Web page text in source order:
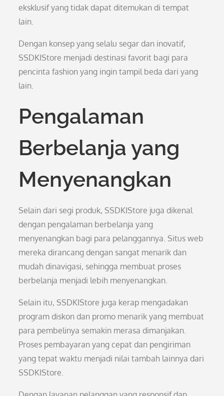
eksklusif yang tidak dapat ditemukan di tempat
lain.
Dengan konsep yang selalu segar dan inovatif,
SSDKIStore menjadi destinasi favorit bagi para
pencinta fashion yang ingin tampil beda dari yang
lain.
Pengalaman
Berbelanja yang
Menyenangkan
Selain dari segi produk, SSDKIStore juga dikenal
dengan pengalaman berbelanja yang
menyenangkan bagi para pelanggannya. Situs web
mereka dirancang dengan sangat menarik dan
mudah dinavigasi, sehingga membuat proses
berbelanja menjadi lebih menyenangkan.
Selain itu, SSDKIStore juga kerap mengadakan
program diskon dan promo menarik yang membuat
para pembelinya semakin merasa dimanjakan.
Proses pembayaran yang cepat dan pengiriman
yang tepat waktu menjadi nilai tambah lainnya dari
SSDKIStore.